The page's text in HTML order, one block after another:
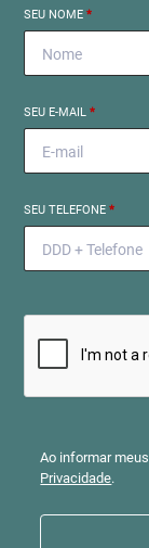
SEU NOME*
SEU E-MAIL*
SEU TELEFONE*
Ao informar
Privacidade.